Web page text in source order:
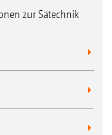
zur Sätechnik